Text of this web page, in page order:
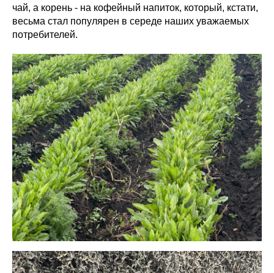
чай, а корень - на кофейный напиток, который, кстати,
весьма стал популярен в середе наших уважаемых
потребителей.